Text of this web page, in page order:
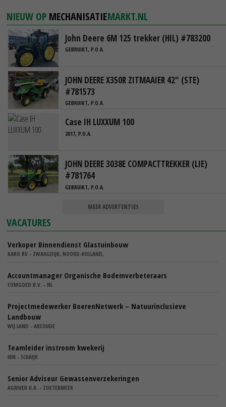
NIEUW OP MECHANISATIEMARKT.NL
John Deere 6M 125 trekker (HIL) #783200
GEBRUIKT, P.O.A.
JOHN DEERE X350R ZITMAAIER 42" (STE)
#781573
GEBRUIKT, P.O.A.
Case IH LUXXUM 100
2017, P.O.A.
JOHN DEERE 3038E COMPACTTREKKER (LIE)
#781764
GEBRUIKT, P.O.A.
MEER ADVERTENTIES
VACATURES
Verkoper Binnendienst Glastuinbouw
KARO BV - ZWAAGDIJK, NOORD-HOLLAND,
Accountmanager Organische Bodemverbeteraars
COMGOED B.V. - NL
Projectmedewerker BoerenNetwerk – Natuurinclusieve
Landbouw
WIJ.LAND - ABCOUDE
Teamleider instroom kwekerij
IBN - SCHAIJK
Senior Adviseur Gewassenverzekeringen
AGRIVER U.A. - ZOETERMEER